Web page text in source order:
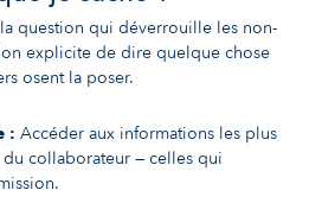
la question qui déverrouille les non-
explicite de dire quelque chose
osent la poser.
: Accéder aux informations les plus
collaborateur — celles qui